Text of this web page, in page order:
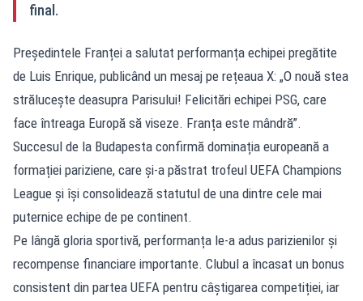
final.
Președintele Franței a salutat performanța echipei pregătite
de Luis Enrique, publicând un mesaj pe rețeaua X: „O nouă stea
strălucește deasupra Parisului! Felicitări echipei PSG, care
face întreaga Europă să viseze. Franța este mândră”.
Succesul de la Budapesta confirmă dominația europeană a
formației pariziene, care și-a păstrat trofeul UEFA Champions
League și își consolidează statutul de una dintre cele mai
puternice echipe de pe continent.
Pe lângă gloria sportivă, performanța le-a adus parizienilor și
recompense financiare importante. Clubul a încasat un bonus
consistent din partea UEFA pentru câștigarea competiției, iar